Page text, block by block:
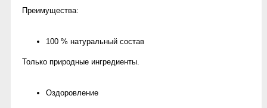
Преимущества:
100 % натуральный состав
Только природные ингредиенты.
Оздоровление